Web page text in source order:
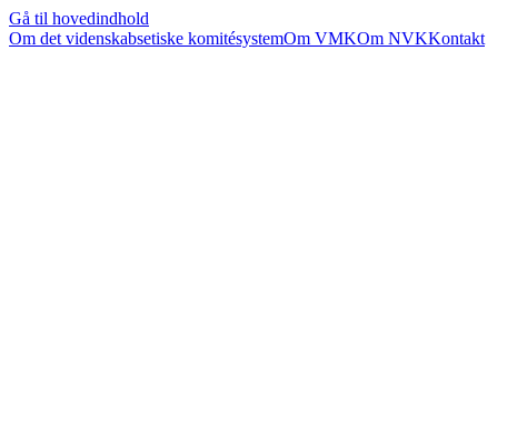
Gå til hovedindhold
Om det videnskabsetiske komitésystemOm VMKOm NVKKontakt